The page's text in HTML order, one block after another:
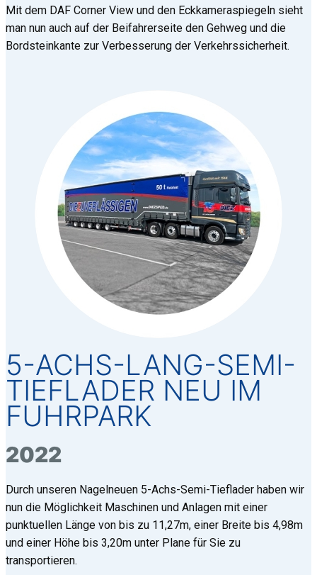
Mit dem DAF Corner View und den Eckkameraspiegeln sieht
man nun auch auf der Beifahrerseite den Gehweg und die
Bordsteinkante zur Verbesserung der Verkehrssicherheit.
5-ACHS-LANG-SEMI-
TIEFLADER NEU IM
FUHRPARK
2022
Durch unseren Nagelneuen 5-Achs-Semi-Tieflader haben wir
nun die Möglichkeit Maschinen und Anlagen mit einer
punktuellen Länge von bis zu 11,27m, einer Breite bis 4,98m
und einer Höhe bis 3,20m unter Plane für Sie zu
transportieren.